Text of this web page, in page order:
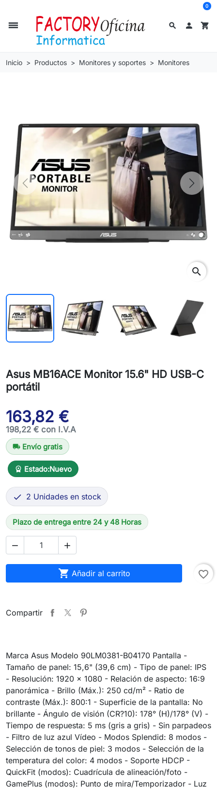
search
dehaze  shopping_cart
0
Inicio Productos Monitores y soportes Monitores
Previous Next
search
Asus MB16ACE Monitor 15.6" HD USB-C
portátil
163,82 €
198,22 € con I.V.A
local_shipping Envío gratis
workspace_premium Estado:Nuevo
 2 Unidades en stock
Plazo de entrega entre 24 y 48 Horas
 
 Añadir al carrito favorite_border
Compartir
Marca Asus Modelo 90LM0381-B04170 Pantalla -
Tamaño de panel: 15,6" (39,6 cm) - Tipo de panel: IPS
- Resolución: 1920 x 1080 - Relación de aspecto: 16:9
panorámica - Brillo (Máx.): 250 cd/m² - Ratio de
contraste (Máx.): 800:1 - Superficie de la pantalla: No
brillante - Ángulo de visión (CR?10): 178° (H)/178° (V) -
Tiempo de respuesta: 5 ms (gris a gris) - Sin parpadeos
- Filtro de luz azul Vídeo - Modos Splendid: 8 modos -
Selección de tonos de piel: 3 modos - Selección de la
temperatura del color: 4 modos - Soporte HDCP -
QuickFit (modos): Cuadrícula de alineación/foto -
GamePlus (modos): Punto de mira/Temporizador - Luz